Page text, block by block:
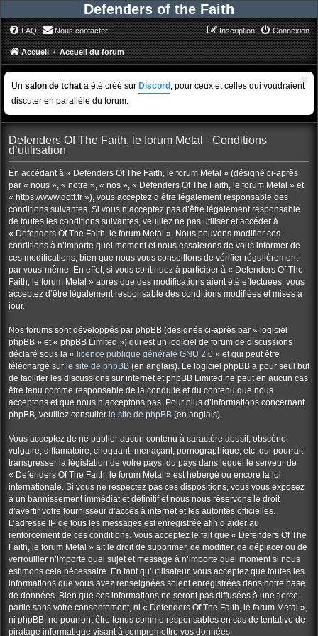
Defenders of the Faith
FAQ Nous contacter Connexion
Inscription
Accueil Accueil du forum
Un salon de tchat a été créé sur Discord , pour ceux et celles qui voudraient
discuter en parallèle du forum.
Defenders Of The Faith, le forum Metal - Conditions
d’utilisation
En accédant à « Defenders Of The Faith, le forum Metal » (désigné ci-après
par « nous », « notre », « nos », « Defenders Of The Faith, le forum Metal » et
« https://www.dotf.fr »), vous acceptez d’être légalement responsable des
conditions suivantes. Si vous n’acceptez pas d’être légalement responsable
de toutes les conditions suivantes, veuillez ne pas utiliser et accéder à
« Defenders Of The Faith, le forum Metal ». Nous pouvons modifier ces
conditions à n’importe quel moment et nous essaierons de vous informer de
ces modifications, bien que nous vous conseillons de vérifier régulièrement
par vous-même. En effet, si vous continuez à participer à « Defenders Of The
Faith, le forum Metal » après que des modifications aient été effectuées, vous
acceptez d’être légalement responsable des conditions modifiées et mises à
jour.
Nos forums sont développés par phpBB (désignés ci-après par « logiciel
phpBB » et « phpBB Limited ») qui est un logiciel de forum de discussions
déclaré sous la « licence publique générale GNU 2.0 » et qui peut être
téléchargé sur le site de phpBB (en anglais). Le logiciel phpBB a pour seul but
de faciliter les discussions sur internet et phpBB Limited ne peut en aucun cas
être tenu comme responsable de la conduite et du contenu que nous
acceptons et que nous n’acceptons pas. Pour plus d’informations concernant
phpBB, veuillez consulter le site de phpBB (en anglais).
Vous acceptez de ne publier aucun contenu à caractère abusif, obscène,
vulgaire, diffamatoire, choquant, menaçant, pornographique, etc. qui pourrait
transgresser la législation de votre pays, du pays dans lequel le serveur de
« Defenders Of The Faith, le forum Metal » est hébergé ou encore la loi
internationale. Si vous ne respectez pas ces dispositions, vous vous exposez
à un bannissement immédiat et définitif et nous nous réservons le droit
d’avertir votre fournisseur d’accès à internet et les autorités officielles.
L’adresse IP de tous les messages est enregistrée afin d’aider au
renforcement de ces conditions. Vous acceptez le fait que « Defenders Of The
Faith, le forum Metal » ait le droit de supprimer, de modifier, de déplacer ou de
verrouiller n’importe quel sujet et message à n’importe quel moment si nous
estimons cela nécessaire. En tant qu’utilisateur, vous acceptez que toutes les
informations que vous avez renseignées soient enregistrées dans notre base
de données. Bien que ces informations ne seront pas diffusées à une tierce
partie sans votre consentement, ni « Defenders Of The Faith, le forum Metal »,
ni phpBB, ne pourront être tenus comme responsables en cas de tentative de
piratage informatique visant à compromettre vos données.